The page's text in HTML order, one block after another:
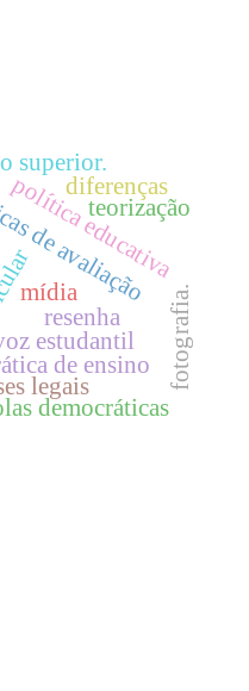
resenha
de ensino
de avaliação
política educativa
mídia
democráticas
estudantil
legais
ensino superior.
fotografia.
teorização
diferenças